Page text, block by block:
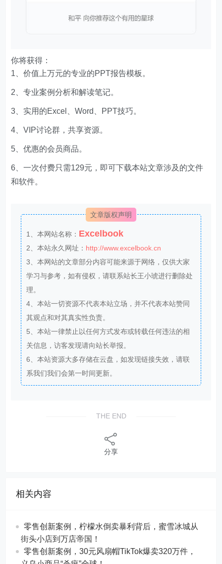
你将获得：
1、价值上万元的专业的PPT报告模板。
2、专业案例分析和解读笔记。
3、实用的Excel、Word、PPT技巧。
4、VIP讨论群，共享资源。
5、优惠的会员商品。
6、一次付费只需129元，即可下载本站文章涉及的文件
和软件。
文章版权声明
1、本网站名称： Excelbook
2、本站永久网址： http://www.excelbook.cn
3、本网站的文章部分内容可能来源于网络，仅供大家
学习与参考，如有侵权，请联系站长王小琥进行删除处
理。
4、本站一切资源不代表本站立场，并不代表本站赞同
其观点和对其真实性负责。
5、本站一律禁止以任何方式发布或转载任何违法的相
关信息，访客发现请向站长举报。
6、本站资源大多存储在云盘，如发现链接失效，请联
系我们我们会第一时间更新。
THE END
分享
相关内容
零售创新案例，柠檬水倒卖暴利背后，蜜雪冰城从
街头小店到万店帝国！
​​零售创新案例，30元风扇帽TikTok爆卖320万件，